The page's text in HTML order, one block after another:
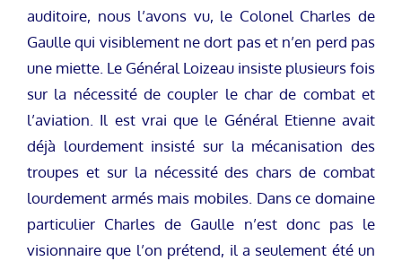
auditoire, nous l’avons vu, le Colonel Charles de
Gaulle qui visiblement ne dort pas et n’en perd pas
une miette. Le Général Loizeau insiste plusieurs fois
sur la nécessité de coupler le char de combat et
l’aviation. Il est vrai que le Général Etienne avait
déjà lourdement insisté sur la mécanisation des
troupes et sur la nécessité des chars de combat
lourdement armés mais mobiles. Dans ce domaine
particulier Charles de Gaulle n’est donc pas le
visionnaire que l’on prétend, il a seulement été un